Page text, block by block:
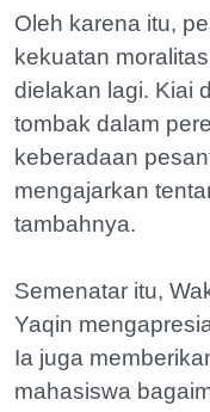
Oleh karena itu,
kekuatan
dielakan lagi. Kiai
tombak dalam
keberadaan
mengajarkan
tambahnya.
Semenatar itu,
Yaqin
Ia juga
mahasiswa